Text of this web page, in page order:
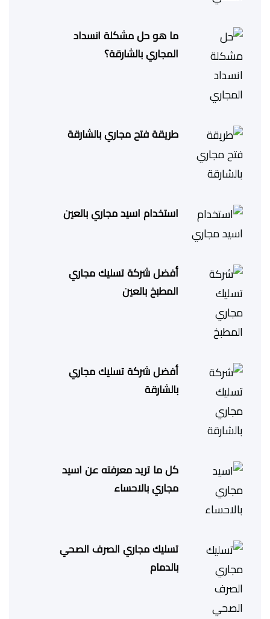
ما هو حل مشكلة انسداد
المجاري بالشارقة؟
طريقة فتح مجاري بالشارقة
استخدام اسيد مجاري بالعين
أفضل شركة تسليك مجاري
المطبخ بالعين
أفضل شركة تسليك مجاري
بالشارقة
كل ما تريد معرفته عن اسيد
مجاري بالاحساء
تسليك مجاري الصرف الصحي
بالدمام